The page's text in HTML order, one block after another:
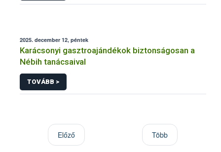
2025. december 12, péntek
Karácsonyi gasztroajándékok biztonságosan a
Nébih tanácsaival
TOVÁBB >
Előző Több